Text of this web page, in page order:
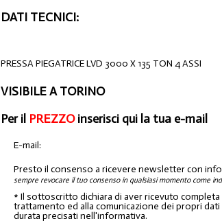
DATI TECNICI:
PRESSA PIEGATRICE LVD 3000 X 135 TON 4 ASSI
VISIBILE A TORINO
Per il PREZZOinserisci qui la tua e-mail
E-mail:
Presto il consenso a ricevere newsletter con
sempre revocare il tuo consenso in qualsiasi momento come
* Il sottoscritto dichiara di aver ricevuto
trattamento ed alla comunicazione dei propri
durata precisati nell'informativa.